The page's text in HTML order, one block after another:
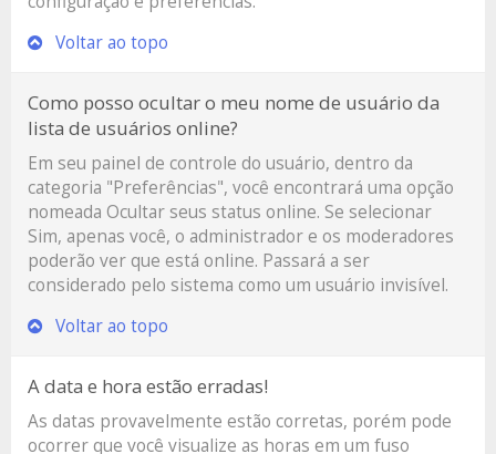
Voltar ao topo
Como posso ocultar o meu nome de usuário da
lista de usuários online?
Em seu painel de controle do usuário, dentro da
categoria "Preferências", você encontrará uma opção
nomeada Ocultar seus status online. Se selecionar
Sim, apenas você, o administrador e os moderadores
poderão ver que está online. Passará a ser
considerado pelo sistema como um usuário invisível.
Voltar ao topo
A data e hora estão erradas!
As datas provavelmente estão corretas, porém pode
ocorrer que você visualize as horas em um fuso